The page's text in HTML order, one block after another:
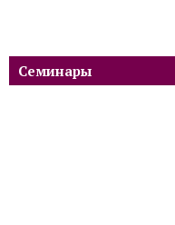
Семинары